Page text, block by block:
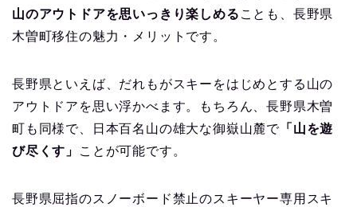
山のアウトドアを思いっきり楽しめる ことも、長野県
木曽町移住の魅力・メリットです。
長野県といえば、だれもがスキーをはじめとする山の
アウトドアを思い浮かべます。もちろん、長野県木曽
町も同様で、日本百名山の雄大な御嶽山麓で 「山を遊
び尽くす」
ことが可能です。
長野県屈指のスノーボード禁止のスキーヤー専用スキ